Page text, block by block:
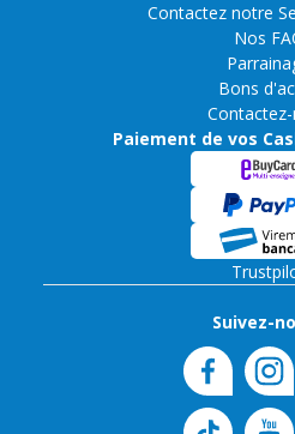
Contactez notre
Nos
Bons
Paiement de vos
Suivez-